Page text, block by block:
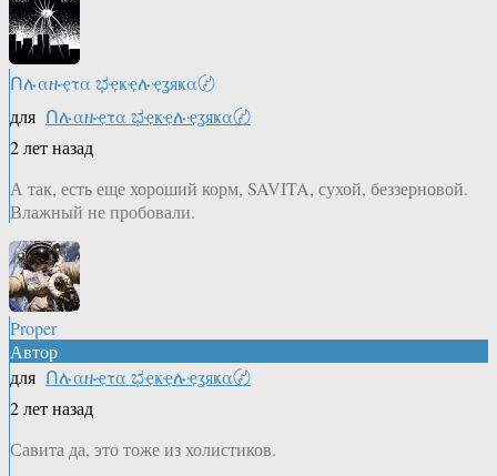
Ոሉαዙҿτα ಭҿҝҿሉҿʓяҝα〄
для Ոሉαዙҿτα ಭҿҝҿሉҿʓяҝα〄
2 лет назад
А так, есть еще хороший корм, SAVITA, сухой, беззерновой.
Влажный не пробовали.
Proper
Автор
для Ոሉαዙҿτα ಭҿҝҿሉҿʓяҝα〄
2 лет назад
Савита да, это тоже из холистиков.